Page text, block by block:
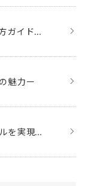
ガイド...
魅力ー
を実現...